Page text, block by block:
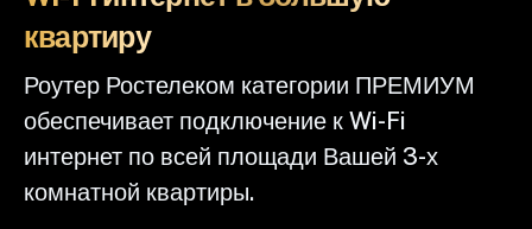
квартиру
Роутер Ростелеком категории ПРЕМИУМ
обеспечивает подключение к Wi-Fi
интернет по всей площади Вашей 3-х
комнатной квартиры.